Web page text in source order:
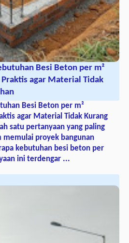
Besi Beton per m²
Praktis agar Material Tidak
Besi Beton per m²
agar Material Tidak Kurang
satu pertanyaan yang paling
memulai proyek bangunan
kebutuhan besi beton per
ini terdengar ...